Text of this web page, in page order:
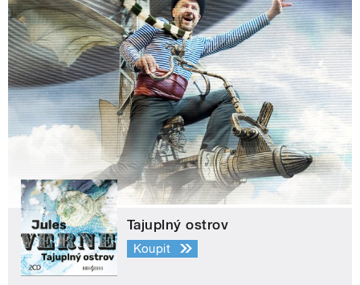
Tajuplný ostrov
Koupit